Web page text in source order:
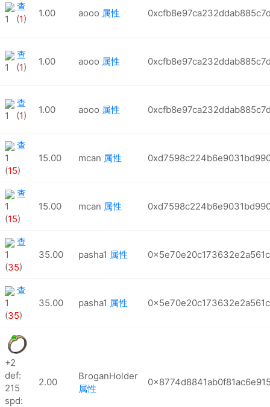
查
1 (1)
1.00 aooo 属性
查
1 (1)
1.00 aooo 属性
查
1 (1)
1.00 aooo 属性
查
1
(15)
15.00 mcan 属性
查
1
(15)
15.00 mcan 属性
查
1
(35)
35.00 pasha1 属性
查
1
(35)
35.00 pasha1 属性
+2
def:
215
spd:
2.00
BroganHolder
属性